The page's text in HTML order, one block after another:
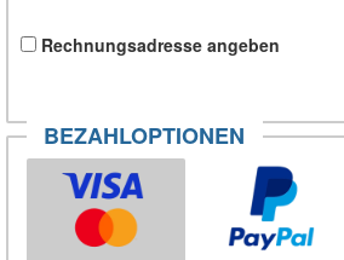
Rechnungsadresse angeben
BEZAHLOPTIONEN